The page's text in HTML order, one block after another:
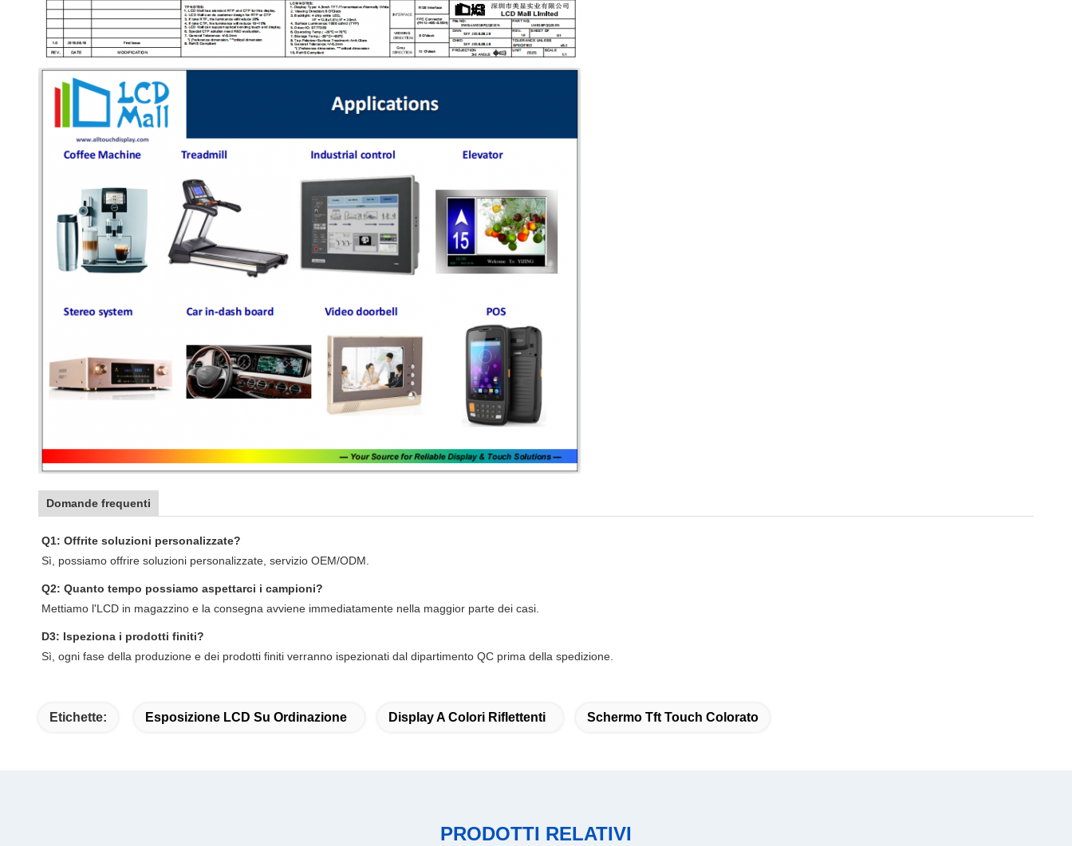
Domande frequenti
Q1: Offrite soluzioni personalizzate?
Sì, possiamo offrire soluzioni personalizzate, servizio OEM/ODM.
Q2: Quanto tempo possiamo aspettarci i campioni?
Mettiamo l'LCD in magazzino e la consegna avviene immediatamente nella maggior parte dei casi.
D3: Ispeziona i prodotti finiti?
Sì, ogni fase della produzione e dei prodotti finiti verranno ispezionati dal dipartimento QC prima della spedizione.
Etichette: Esposizione LCD Su Ordinazione Display A Colori Riflettenti Schermo Tft Touch Colorato
PRODOTTI RELATIVI